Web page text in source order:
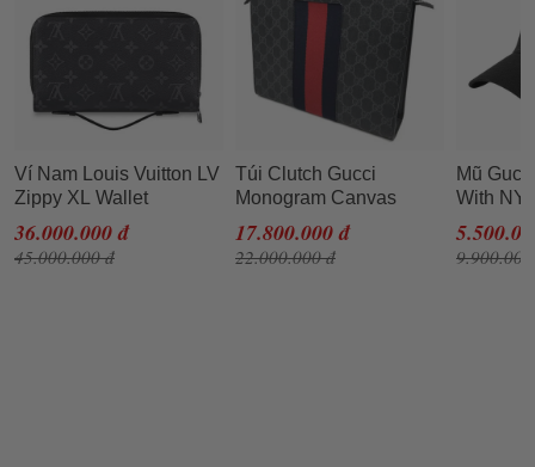
Ví Nam Louis Vuitton LV
Zippy XL Wallet
Monogram Clutch
36.000.000 đ
45.000.000 đ
Túi Clutch Gucci
Monogram Canvas
SS2019 Màu Đen
17.800.000 đ
22.000.000 đ
Mũ
With NY
Patch